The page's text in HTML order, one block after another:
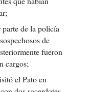
de la policía
de
fueron
cargos;
el Pato en